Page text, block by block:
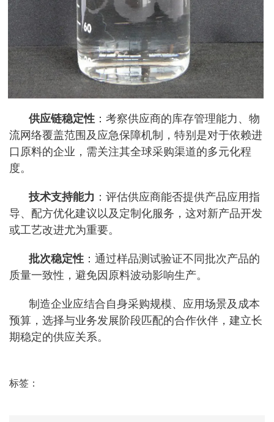
供应链稳定性 ：考察供应商的库存管理能力、物
流网络覆盖范围及应急保障机制，特别是对于依赖进
口原料的企业，需关注其全球采购渠道的多元化程
度。
技术支持能力 ：评估供应商能否提供产品应用指
导、配方优化建议以及定制化服务，这对新产品开发
或工艺改进尤为重要。
批次稳定性 ：通过样品测试验证不同批次产品的
质量一致性，避免因原料波动影响生产。
制造企业应结合自身采购规模、应用场景及成本
预算，选择与业务发展阶段匹配的合作伙伴，建立长
期稳定的供应关系。
标签：